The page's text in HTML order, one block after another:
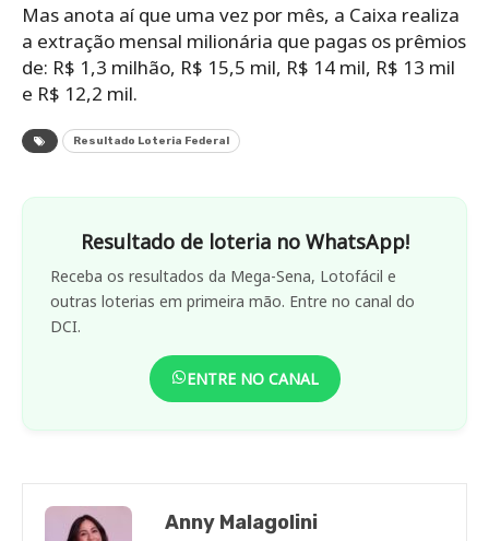
Mas anota aí que uma vez por mês, a Caixa realiza
a extração mensal milionária que pagas os prêmios
de: R$ 1,3 milhão, R$ 15,5 mil, R$ 14 mil, R$ 13 mil
e R$ 12,2 mil.
Resultado Loteria Federal
Resultado de loteria no WhatsApp!
Receba os resultados da Mega-Sena, Lotofácil e
outras loterias em primeira mão. Entre no canal do
DCI.
ENTRE NO CANAL
Anny Malagolini